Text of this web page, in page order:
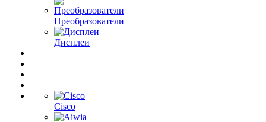
Преобразователи
Дисплеи
Cisco